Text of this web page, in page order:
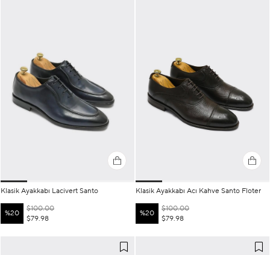
Klasik Ayakkabı Lacivert Santo
%20
$79.98
$100.00
Klasik Ayakkabı Acı Kahve Santo Floter
%20
$79.98
$100.00